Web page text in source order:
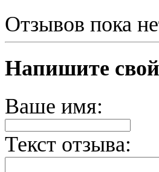
Отзывов пока
Напишите
Ваше имя:
Текст отзыва: